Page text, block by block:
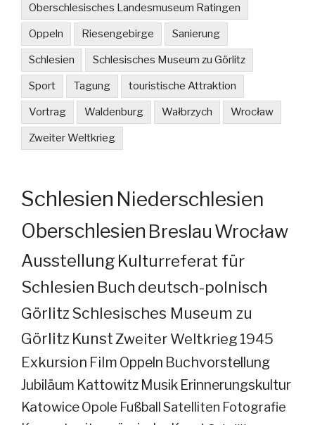
Oberschlesisches Landesmuseum Ratingen
Oppeln Riesengebirge Sanierung
Schlesien Schlesisches Museum zu Görlitz
Sport Tagung touristische Attraktion
Vortrag Waldenburg Wałbrzych Wrocław
Zweiter Weltkrieg
Schlesien Niederschlesien
Oberschlesien Breslau Wrocław
Ausstellung Kulturreferat für
Schlesien Buch deutsch-polnisch
GörlitzSchlesisches Museum zu
Görlitz Kunst Zweiter Weltkrieg 1945
Exkursion Film Oppeln Buchvorstellung
Jubiläum Kattowitz Musik Erinnerungskultur
KatowiceOpole FußballSatelliten Fotografie